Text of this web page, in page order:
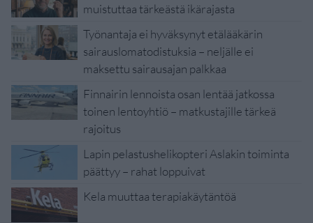
muistuttaa tärkeästä ikärajasta
Työnantaja ei hyväksynyt etälääkärin
sairauslomatodistuksia – neljälle ei
maksettu sairausajan palkkaa
Finnairin lennoista osan lentää jatkossa
toinen lentoyhtiö – matkustajille tärkeä
rajoitus
Lapin pelastushelikopteri Aslakin toiminta
päättyy – rahat loppuivat
Kela muuttaa terapiakäytäntöä